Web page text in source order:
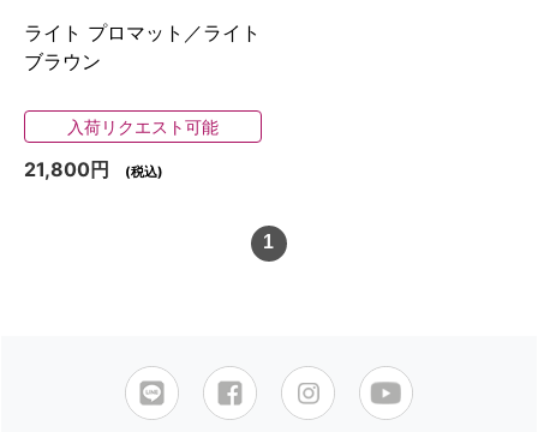
ライト プロマット／ライト
ブラウン
入荷リクエスト可能
21,800円 (税込)
1